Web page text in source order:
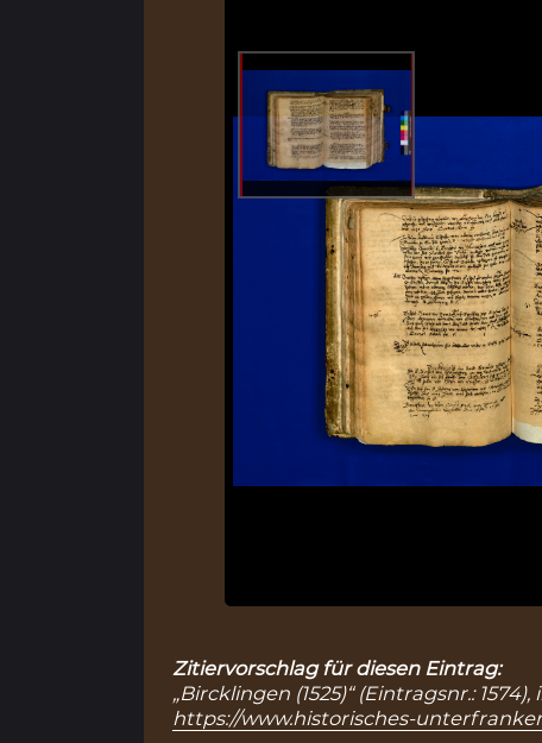
Zitiervorschlag für diesen Eintrag:
„Bircklingen (1525)“ (Eintragsnr.:
https://www.historisches-